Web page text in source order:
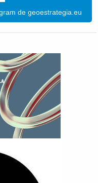
de geoestrategia.eu